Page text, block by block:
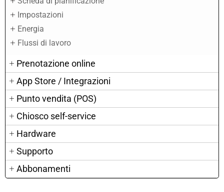
Impostazioni
Energia
Flussi di lavoro
Prenotazione online
App Store / Integrazioni
Punto vendita (POS)
Chiosco self-service
Hardware
Supporto
Abbonamenti